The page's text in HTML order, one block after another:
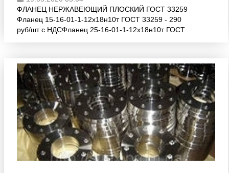
ФЛАНЕЦ НЕРЖАВЕЮЩИЙ ПЛОСК​ИЙ ГОСТ 33259
Фланец 15-​16-01-1-12х18н10т ГОСТ 3​3259 - 290
руб/шт с НДС ​Фланец 25-16-01-1-12х18н​10т ГОСТ